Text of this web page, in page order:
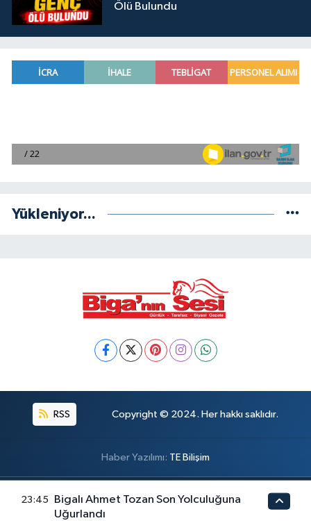
Ölü Bulundu
Yükleniyor...
RSS Copyright © 2024. Her hakkı saklıdır.
Haber Yazılımı: TE Bilişim
23:45
Bigalı Ahmet Tozan Son Yolculuğuna
Uğurlandı